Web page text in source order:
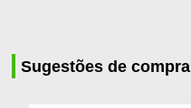
Sugestões de compra